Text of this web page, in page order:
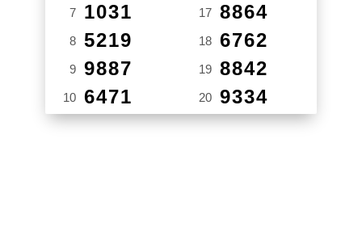
7 1031
8 5219
9 9887
10 6471
17 8864
18 6762
19 8842
20 9334